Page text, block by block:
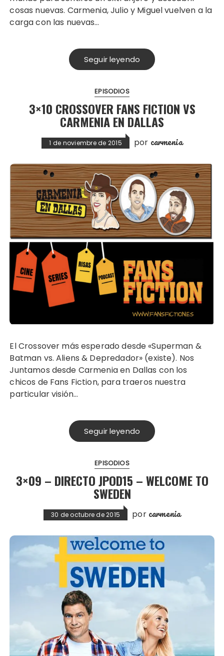
cosas nuevas. Carmenia, Julio y Miguel vuelven a la
carga con las nuevas…
Seguir leyendo
EPISODIOS
3×10 CROSSOVER FANS FICTION VS
CARMENIA EN DALLAS
1 de noviembre de 2015 por carmenia
El Crossover más esperado desde «Superman &
Batman vs. Aliens & Depredador» (existe). Nos
Juntamos desde Carmenia en Dallas con los
chicos de Fans Fiction, para traeros nuestra
particular visión…
Seguir leyendo
EPISODIOS
3×09 – DIRECTO JPOD15 – WELCOME TO
SWEDEN
30 de octubre de 2015 por carmenia